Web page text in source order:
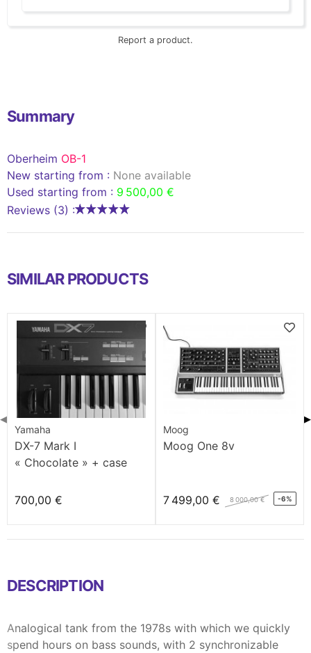
Report a product.
Summary
Oberheim OB-1
New starting from : None available
Used starting from : 9 500,00 €
Reviews (3) :
SIMILAR PRODUCTS
Yamaha
DX-7 Mark I
« Chocolate » + case
700,00 €
Moog
Moog One 8v
7 499,00 € 8 000,00 € -6%
◀ ▶
DESCRIPTION
Analogical tank from the 1978s with which we quickly
spend hours on bass sounds, with 2 synchronizable